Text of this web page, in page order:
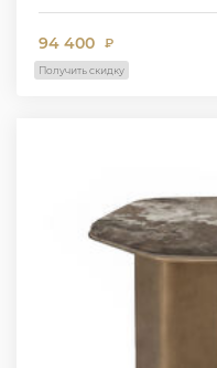
94 400 ₽
Получить скидку